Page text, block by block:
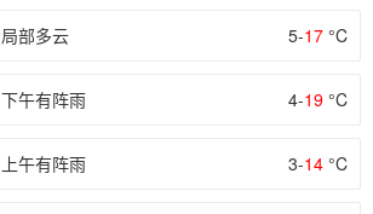
局部多云 5-17 °C
下午有阵雨 4-19 °C
上午有阵雨 3-14 °C